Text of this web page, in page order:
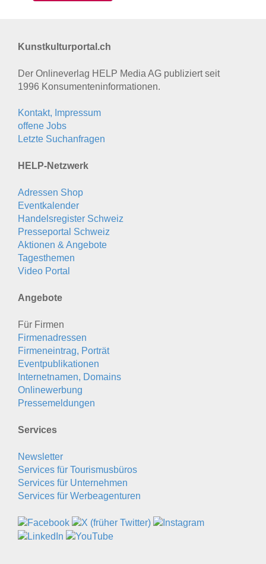
Kunstkulturportal.ch
Der Onlineverlag HELP Media AG publiziert seit
1996 Konsumenten­informationen.
Kontakt, Impressum
offene Jobs
Letzte Suchanfragen
HELP-Netzwerk
Adressen Shop
Eventkalender
Handelsregister Schweiz
Presseportal Schweiz
Aktionen & Angebote
Tagesthemen
Video Portal
Angebote
Für Firmen
Firmenadressen
Firmeneintrag, Porträt
Eventpublikationen
Internetnamen, Domains
Onlinewerbung
Pressemeldungen
Services
Newsletter
Services für Tourismusbüros
Services für Unternehmen
Services für Werbeagenturen